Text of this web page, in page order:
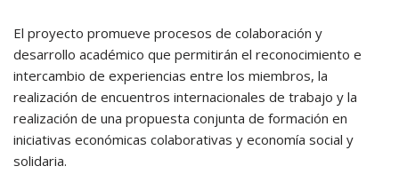
El proyecto promueve procesos de colaboración y
desarrollo académico que permitirán el reconocimiento e
intercambio de experiencias entre los miembros, la
realización de encuentros internacionales de trabajo y la
realización de una propuesta conjunta de formación en
iniciativas económicas colaborativas y economía social y
solidaria.